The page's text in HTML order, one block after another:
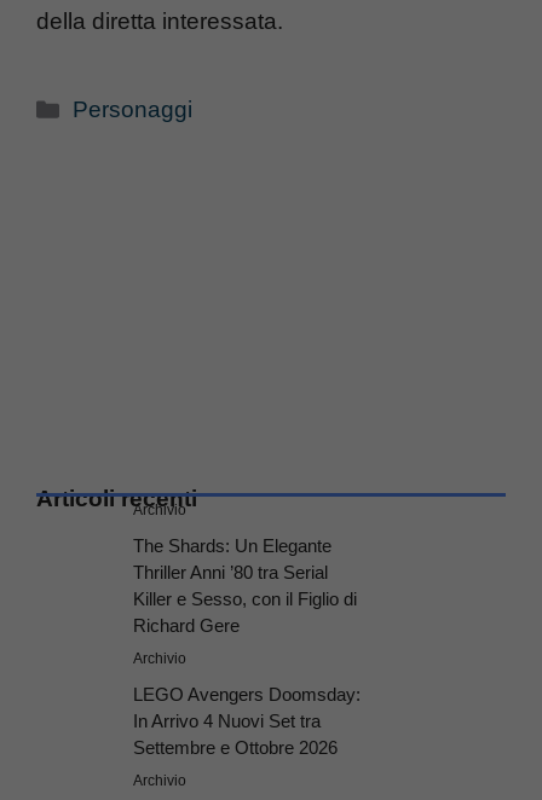
della diretta interessata.
Categorie
Personaggi
Articoli recenti
Archivio
The Shards: Un Elegante
Thriller Anni ’80 tra Serial
Killer e Sesso, con il Figlio di
Richard Gere
Archivio
LEGO Avengers Doomsday:
In Arrivo 4 Nuovi Set tra
Settembre e Ottobre 2026
Archivio